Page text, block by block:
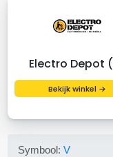
Electro Depot
Bekijk winkel →
Symbool:V